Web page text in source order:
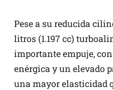
Pese a su reducida
litros (1.197 cc)
importante empuje,
enérgica y un elevado
una mayor elasticidad